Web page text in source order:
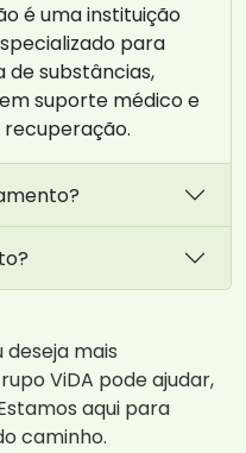
é uma instituição
para
de substâncias,
suporte médico e
deseja mais
ViDA pode ajudar,
aqui para
caminho.